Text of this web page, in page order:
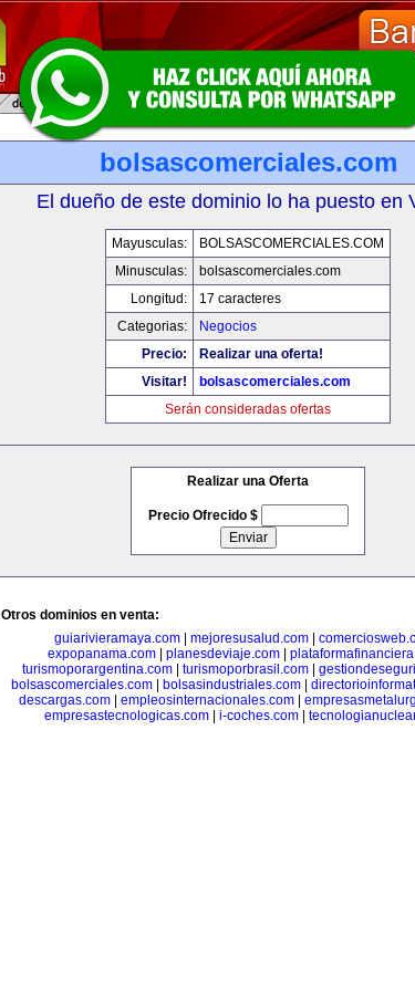
bolsascomerciales.com
El dueño de este dominio lo ha puesto en
Mayusculas:
BOLSASCOMERCIALES.COM
Minusculas:
bolsascomerciales.com
Longitud:
17 caracteres
Categorias:
Negocios
Precio:
Realizar una oferta!
Visitar!
bolsascomerciales.com
Serán consideradas ofertas
Realizar una Oferta
Precio Ofrecido $
Otros dominios en venta:
guiarivieramaya.com
mejoresusalud.com
expopanama.com| planesdeviaje.com|
turismoporargentina.com| turismoporbrasil.com|
bolsascomerciales.com
bolsasindustriales.com
descargas.com
empleosinternacionales.com
empresastecnologicas.com
i-coches.com